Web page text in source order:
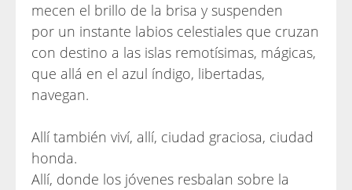
mecen el brillo de la brisa y suspenden
por un instante labios celestiales que cruzan
con destino a las islas remotísimas, mágicas,
que allá en el azul índigo, libertadas,
navegan.
Allí también viví, allí, ciudad graciosa, ciudad
honda.
Allí, donde los jóvenes resbalan sobre la